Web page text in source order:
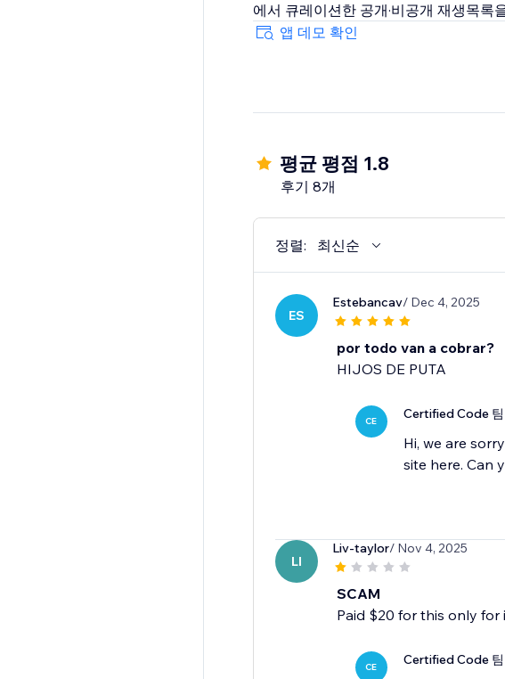
에서 큐레이션한 공개·비공개 재생목록
앱 데모 확인
평균 평점 1.8
후기 8개
정렬: 최신순
ES
Estebancav/ Dec 4, 2025
por todo van a cobrar?
HIJOS DE PUTA
CE Certified Code 팀
Hi, we are
site here. Can
LI
Liv-taylor/ Nov 4, 2025
SCAM
Paid $20 for this only
CE Certified Code 팀